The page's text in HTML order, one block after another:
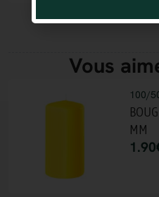
Vous
100/
MM
1.90